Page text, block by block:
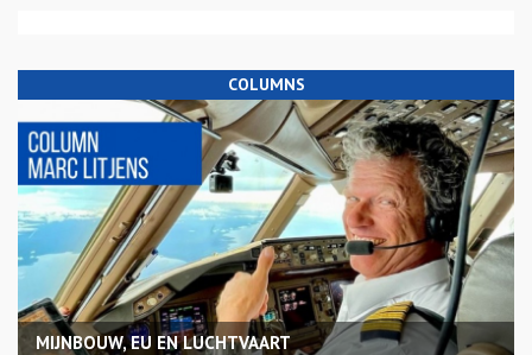
COLUMNS
MIJNBOUW, EU EN LUCHTVAART